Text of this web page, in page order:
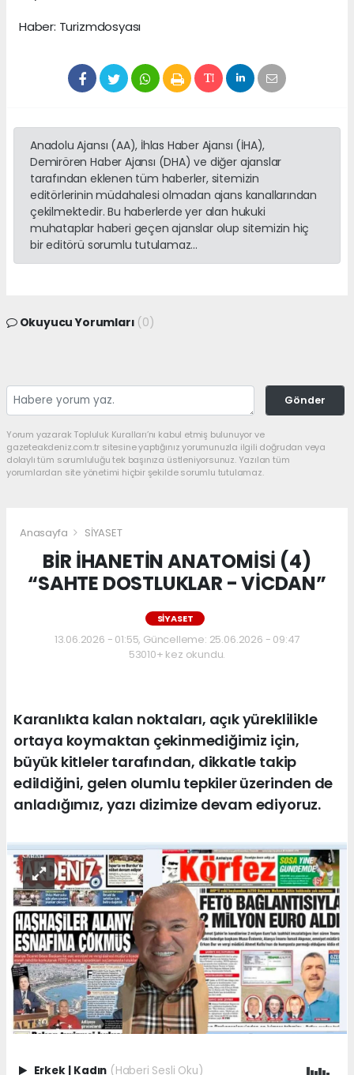
Haber: Turizmdosyası
Anadolu Ajansı (AA), İhlas Haber Ajansı (İHA),
Demirören Haber Ajansı (DHA) ve diğer ajanslar
tarafından eklenen tüm haberler, sitemizin
editörlerinin müdahalesi olmadan ajans kanallarından
çekilmektedir. Bu haberlerde yer alan hukuki
muhataplar haberi geçen ajanslar olup sitemizin hiç
bir editörü sorumlu tutulamaz...
Okuyucu Yorumları (0)
Gönder
Yorum yazarak Topluluk Kuralları’nı kabul etmiş bulunuyor ve
gazeteakdeniz.com.tr sitesine yaptığınız yorumunuzla ilgili doğrudan veya
dolaylı tüm sorumluluğu tek başınıza üstleniyorsunuz. Yazılan tüm
yorumlardan site yönetimi hiçbir şekilde sorumlu tutulamaz.
Anasayfa SİYASET
BİR İHANETİN ANATOMİSİ (4)
“SAHTE DOSTLUKLAR - VİCDAN”
SİYASET
13.06.2026 - 01:55, Güncelleme: 25.06.2026 - 09:47
53010+ kez okundu.
Karanlıkta kalan noktaları, açık yüreklilikle
ortaya koymaktan çekinmediğimiz için,
büyük kitleler tarafından, dikkatle takip
edildiğini, gelen olumlu tepkiler üzerinden de
anladığımız, yazı dizimize devam ediyoruz.
Erkek Kadın (Haberi Sesli Oku)